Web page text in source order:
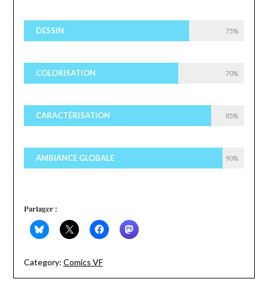
DESSIN 75%
COLORISATION 70%
CARACTÉRISATION 85%
AMBIANCE GLOBALE 90%
Partager :
Category: Comics VF